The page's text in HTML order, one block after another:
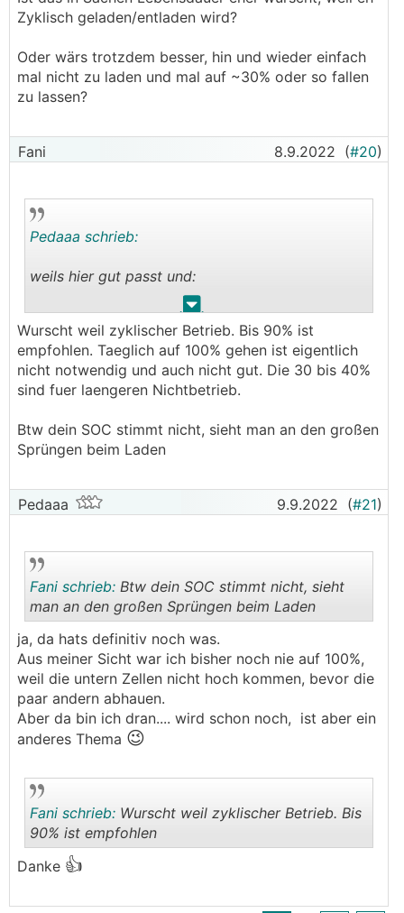
Zyklisch geladen/entladen wird?
Oder wärs trotzdem besser, hin und wieder einfach
mal nicht zu laden und mal auf ~30% oder so fallen
zu lassen?
Fani 8.9.2022 (#20)
. .
Pedaaa schrieb:
weils hier gut passt und:
──────
Fani schrieb: Ideal für Lifepo wären 30 bis 40%,
bei 100% rumstehen mögen Lifepo4 gar nicht.
───────────────
Sommer?!
Mein SOC fällt bisher eigentlich nie unter 70%.
eh Zyklisch geladen/entladen wird?
einfach mal nicht zu laden und mal auf ~30%
oder so fallen zu lassen?
Wurscht weil zyklischer Betrieb. Bis 90% ist
empfohlen. Taeglich auf 100% gehen ist eigentlich
nicht notwendig und auch nicht gut. Die 30 bis 40%
sind fuer laengeren Nichtbetrieb.
Btw dein SOC stimmt nicht, sieht man an den großen
Sprüngen beim Laden
Pedaaa 9.9.2022 (#21)
..
Fani schrieb: Btw dein SOC stimmt nicht, sieht
man an den großen Sprüngen beim Laden
ja, da hats definitiv noch was.
Aus meiner Sicht war ich bisher noch nie auf 100%,
weil die untern Zellen nicht hoch kommen, bevor die
paar andern abhauen.
Aber da bin ich dran.... wird schon noch, ist aber ein
anderes Thema 😉
Fani schrieb: Wurscht weil zyklischer Betrieb. Bis
90% ist empfohlen
Danke 👍